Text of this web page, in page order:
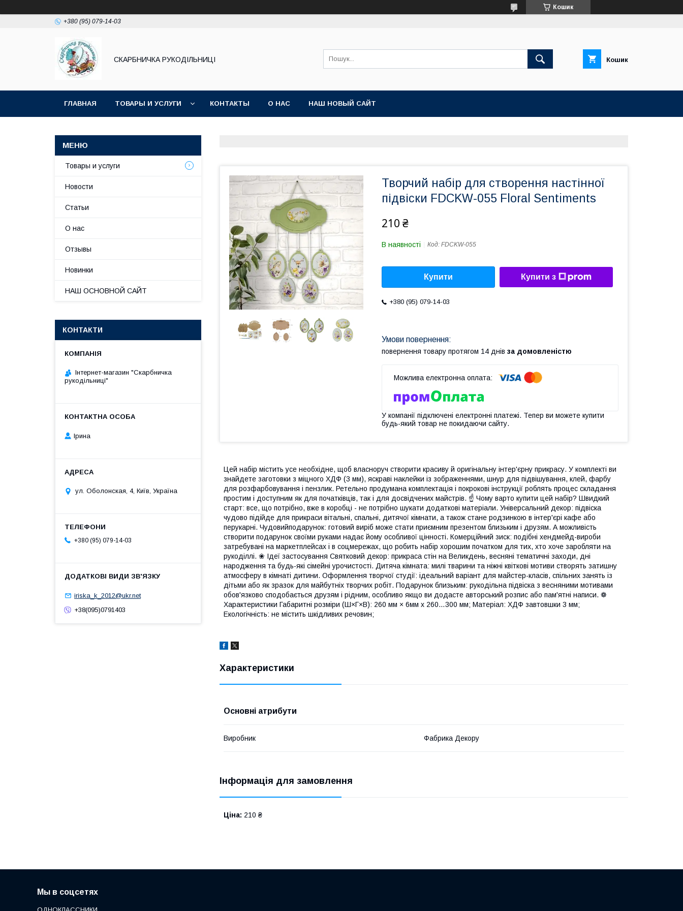
Кошик
+380 (95) 079-14-03
СКАРБНИЧКА РУКОДІЛЬНИЦІ Кошик
ГЛАВНАЯ ТОВАРЫ И УСЛУГИ КОНТАКТЫ О НАС НАШ НОВЫЙ САЙТ
Творчий набір для створення настінної
підвіски FDCKW-055 Floral Sentiments
210 ₴
В наявності Код: FDCKW-055
Купити Купити з
+380 (95) 079-14-03
повернення товару протягом 14 днів за домовленістю
У компанії підключені електронні платежі. Тепер ви можете купити
будь-який товар не покидаючи сайту.
Цей набір містить усе необхідне, щоб власноруч створити красиву й оригінальну інтер'єрну прикрасу. У комплекті ви
знайдете заготовки з міцного ХДФ (3 мм), яскраві наклейки із зображеннями, шнур для підвішування, клей, фарбу
для розфарбовування і пензлик. Ретельно продумана комплектація і покрокові інструкції роблять процес складання
простим і доступним як для початківців, так і для досвідчених майстрів. ☝ Чому варто купити цей набір? Швидкий
старт: все, що потрібно, вже в коробці - не потрібно шукати додаткові матеріали. Універсальний декор: підвіска
чудово підійде для прикраси вітальні, спальні, дитячої кімнати, а також стане родзинкою в інтер'єрі кафе або
перукарні. Чудовийподарунок: готовий виріб може стати приємним презентом близьким і друзям. А можливість
створити подарунок своїми руками надає йому особливої цінності. Комерційний зиск: подібні хендмейд-вироби
затребувані на маркетплейсах і в соцмережах, що робить набір хорошим початком для тих, хто хоче заробляти на
рукоділлі. ❀ Ідеї застосування Святковий декор: прикраса стін на Великдень, весняні тематичні заходи, дні
народження та будь-які сімейні урочистості. Дитяча кімната: милі тварини та ніжні квіткові мотиви створять затишну
атмосферу в кімнаті дитини. Оформлення творчої студії: ідеальний варіант для майстер-класів, спільних занять із
дітьми або як зразок для майбутніх творчих робіт. Подарунок близьким: рукодільна підвіска з весняними мотивами
обов'язково сподобається друзям і рідним, особливо якщо ви додасте авторський розпис або пам'ятні написи. ❁
Характеристики Габаритні розміри (Ш×Г×В): 260 мм × 6мм х 260…300 мм; Матеріал: ХДФ завтовшки 3 мм;
Екологічність: не містить шкідливих речовин;
Характеристики
Основні атрибути
Виробник Фабрика Декору
Інформація для замовлення
Ціна: 210 ₴
Товары и услуги
Новости
Статьи
О нас
Отзывы
Новинки
НАШ ОСНОВНОЙ САЙТ
КОНТАКТИ
Інтернет-магазин "Скарбничка
рукодільниці"
Ірина
ул. Оболонская, 4, Київ, Україна
+380 (95) 079-14-03
iriska_k_2012@ukr.net
+38(095)0791403
Мы в соцсетях